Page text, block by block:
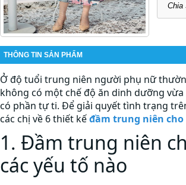
Chia
THÔNG TIN SẢN PHẨM
Ở độ tuổi trung niên người phụ nữ
không có một chế độ ăn dinh dưỡng
có phần tự ti. Để giải quyết tình trạng
các chị về 6 thiết kếđầm trung niên
1. Đầm trung niên
các yếu tố nào